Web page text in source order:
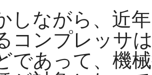
ながら、近
コンプレッサ
であって、機